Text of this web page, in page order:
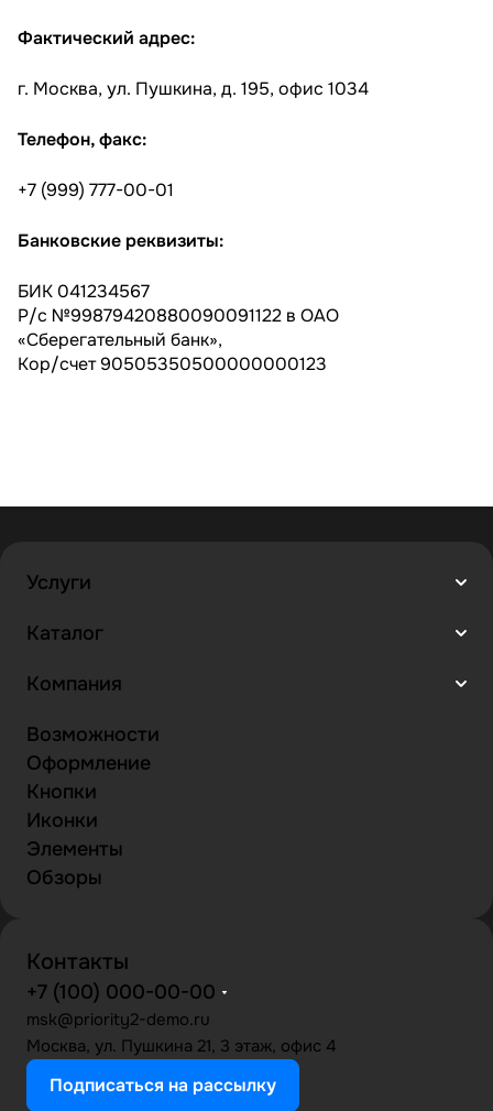
Фактический адрес:
г. Москва, ул. Пушкина, д. 195, офис 1034
Телефон, факс:
+7 (999) 777-00-01
Банковские реквизиты:
БИК 041234567
Р/с №99879420880090091122 в ОАО
«Сберегательный банк»,
Кор/счет 90505350500000000123
Услуги
Каталог
Компания
Возможности
Оформление
Кнопки
Иконки
Элементы
Обзоры
Контакты
+7 (100) 000-00-00
msk@priority2-demo.ru
Москва, ул. Пушкина 21, 3 этаж, офис 4
Подписаться на рассылку